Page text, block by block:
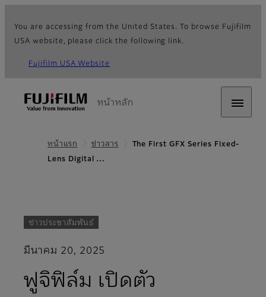
You are accessing from the United States. To browse Fujifilm
USA website, please click the following link.
Fujifilm USA Website
หน้าหลัก
หน้าแรก ข่าวสาร
The First GFX Series Fixed-
Lens Digital …
ข่าวประชาสัมพันธ์
มีนาคม 20, 2025
ฟูจิฟิล์ม เปิดตัว